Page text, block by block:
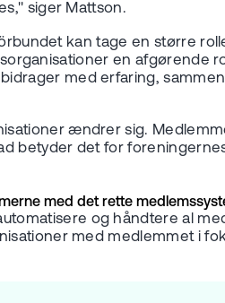
siger Mattson.
kan tage en større
en afgørende
med erfaring,
ændrer sig.
betyder det for
med det rette
og håndtere al
med medlemmet i